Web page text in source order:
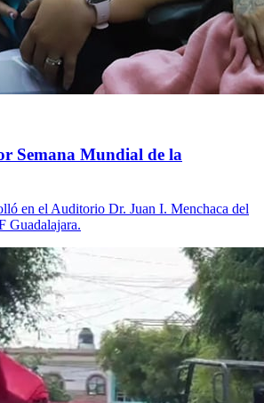
Semana Mundial de la
en el Auditorio Dr. Juan I. Menchaca del
Guadalajara.